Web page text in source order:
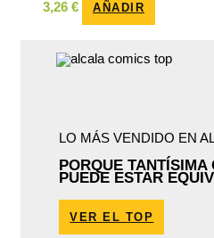
3,26 € AÑADIR
LO MÁS VENDIDO EN
PORQUE TANTÍSIMA
PUEDE ESTAR
VER EL TOP